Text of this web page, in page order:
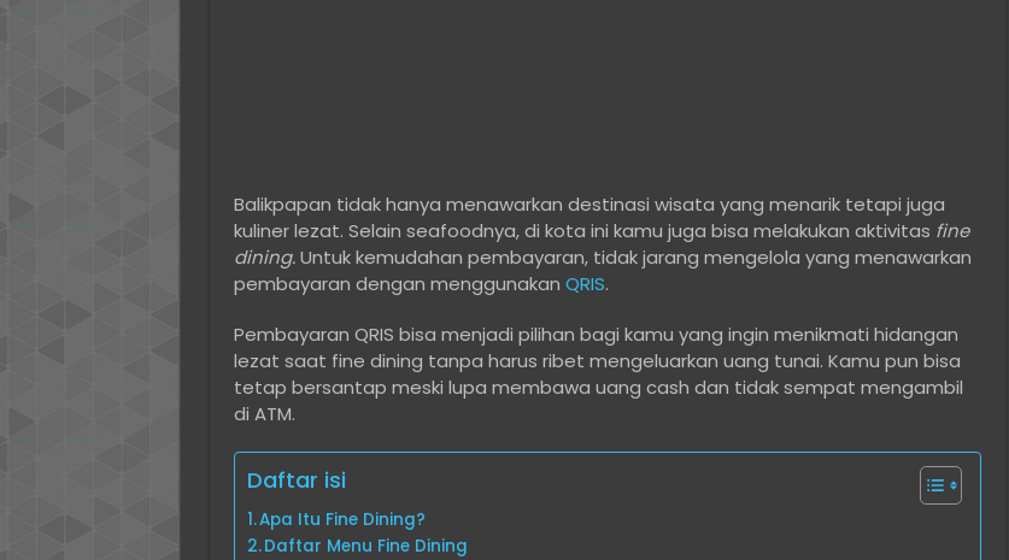
Balikpapan tidak hanya menawarkan destinasi wisata yang menarik tetapi juga
kuliner lezat. Selain seafoodnya, di kota ini kamu juga bisa melakukan aktivitas fine
dining.Untuk kemudahan pembayaran, tidak jarang mengelola yang menawarkan
pembayaran dengan menggunakan QRIS.
Pembayaran QRIS bisa menjadi pilihan bagi kamu yang ingin menikmati hidangan
lezat saat fine dining tanpa harus ribet mengeluarkan uang tunai. Kamu pun bisa
tetap bersantap meski lupa membawa uang cash dan tidak sempat mengambil
di ATM.
Daftar isi
Apa Itu Fine Dining?
Daftar Menu Fine Dining